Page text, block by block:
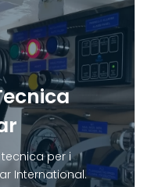
per i
International.